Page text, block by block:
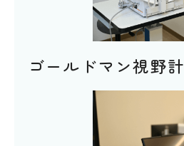
ゴールドマン視野計